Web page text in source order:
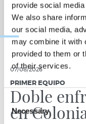
provide social
We also share
our social media,
may combine it with
provided to them or
of their services.
Consent
Selection
Necessary
07/08/2026
PRIMER EQUIPO
Doble
en